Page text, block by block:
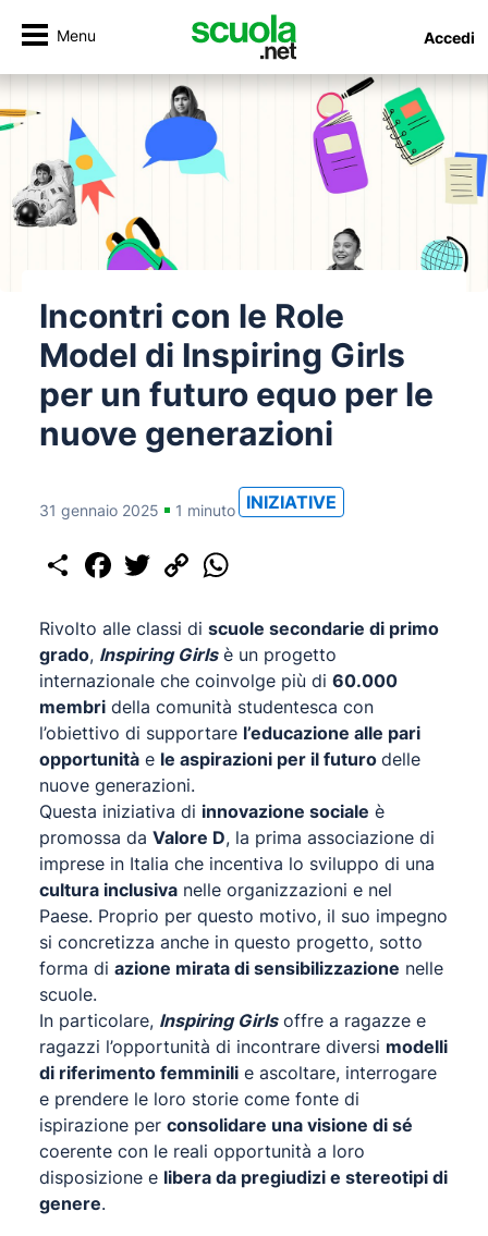
Menu Accedi
Incontri con le Role
Model di Inspiring Girls
per un futuro equo per le
nuove generazioni
31 gennaio 2025 1 minuto INIZIATIVE
Share Facebook
Twitter Copy
Link
Rivolto alle classi di scuole secondarie di primo
grado, Inspiring Girlsè un progetto
internazionale che coinvolge più di 60.000
membri della comunità studentesca con
l’obiettivo di supportare l’educazione alle pari
opportunità e le aspirazioni per il futuro delle
nuove generazioni.
Questa iniziativa di innovazione sociale è
promossa da Valore D, la prima associazione di
imprese in Italia che incentiva lo sviluppo di una
cultura inclusiva nelle organizzazioni e nel
Paese. Proprio per questo motivo, il suo impegno
si concretizza anche in questo progetto, sotto
forma di azione mirata di sensibilizzazione nelle
scuole.
In particolare, Inspiring Girlsoffre a ragazze e
ragazzi l’opportunità di incontrare diversi modelli
di riferimento femminili e ascoltare, interrogare
e prendere le loro storie come fonte di
ispirazione per consolidare una visione di sé
coerente con le reali opportunità a loro
disposizione e libera da pregiudizi e stereotipi di
genere.